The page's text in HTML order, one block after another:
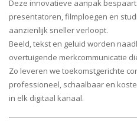
Deze innovatieve aanpak
presentatoren, filmploegen en
aanzienlijk sneller verloopt.
Beeld, tekst en geluid worden
overtuigende merkcommunicatie
Zo leveren we toekomstgerichte
professioneel, schaalbaar en
in elk digitaal kanaal.